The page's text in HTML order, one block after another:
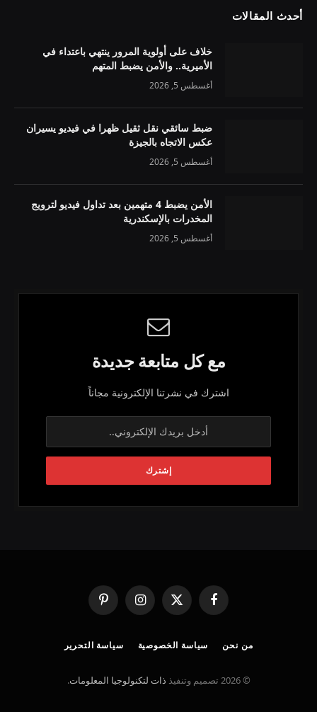
أحدث المقالات
خلاف على أولوية المرور ينتهي باعتداء في
الأميرية.. والأمن يضبط المتهم
أغسطس 5, 2026
ضبط سائقي نقل ثقيل ظهرا في فيديو يسيران
عكس الاتجاه بالجيزة
أغسطس 5, 2026
الأمن يضبط 4 متهمين بعد تداول فيديو لترويج
المخدرات بالإسكندرية
أغسطس 5, 2026
مع كل متابعة جديدة
اشترك في نشرتنا الإلكترونية مجاناً
فيسبوك
X
(Twitter)
الانستغرامبينتيريست
من نحن سياسة الخصوصية سياسة التحرير
© 2026 تصميم وتنفيذ ذات لتكنولوجيا المعلومات.